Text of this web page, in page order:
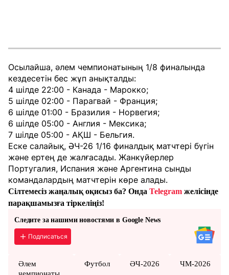
Осылайша, әлем чемпионатының 1/8 финалында
кездесетін бес жұп анықталды:
4 шілде 22:00 - Канада - Марокко;
5 шілде 02:00 - Парагвай - Франция;
6 шілде 01:00 - Бразилия - Норвегия;
6 шілде 05:00 - Англия - Мексика;
7 шілде 05:00 - АҚШ - Бельгия.
Еске салайық, ӘЧ-26 1/16 финалдық матчтері бүгін
және ертең де жалғасады. Жанкүйерлер
Португалия, Испания және Аргентина сынды
командалардың матчтерін көре алады.
Сілтемесіз жаңалық оқисыз ба? Онда Telegram желісінде
парақшамызға тіркеліңіз!
Следите за нашими новостями в Google News
Подписаться
Әлем
Футбол ӘЧ-2026 ЧМ-2026